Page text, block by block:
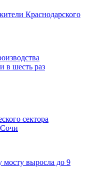
Краснодарского
в шесть раз
сектора
выросла до 9